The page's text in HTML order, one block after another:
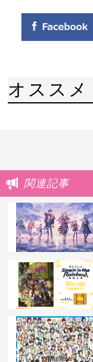
オススメ
関連記事